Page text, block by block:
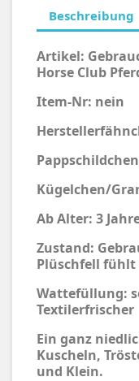
Beschreibung
Artikel:
Horse Club
Item-Nr: nein
Kügelchen/
Ab Alter: 3
Zustand:
Plüschfell fühlt
Wattefüllung:
Textilerfrischer
Ein ganz
Kuscheln,
und Klein.